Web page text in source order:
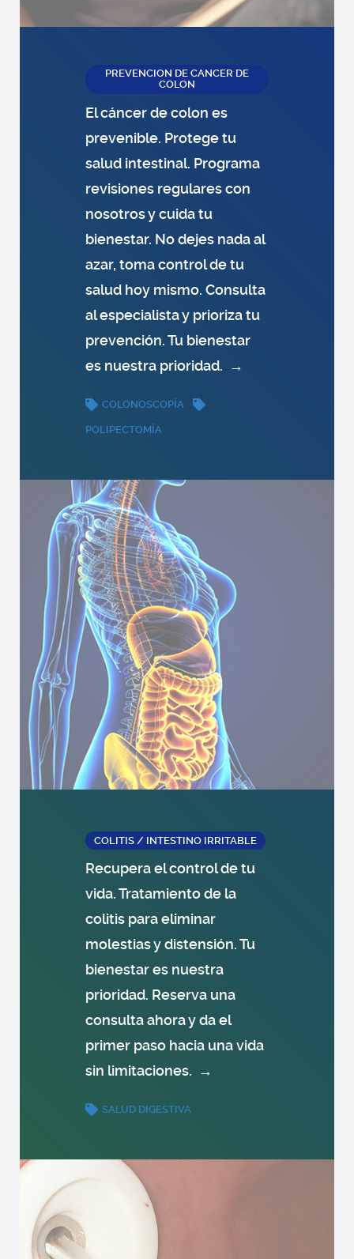
PREVENCION DE CANCER DE
COLON
El cáncer de colon es
prevenible. Protege tu
salud intestinal. Programa
revisiones regulares con
nosotros y cuida tu
bienestar. No dejes nada al
azar, toma control de tu
salud hoy mismo. Consulta
al especialista y prioriza tu
prevención. Tu bienestar
es nuestra prioridad. →
COLONOSCOPÍA
POLIPECTOMÍA
COLITIS / INTESTINO IRRITABLE
Recupera el control de tu
vida. Tratamiento de la
colitis para eliminar
molestias y distensión. Tu
bienestar es nuestra
prioridad. Reserva una
consulta ahora y da el
primer paso hacia una vida
sin limitaciones. →
SALUD DIGESTIVA